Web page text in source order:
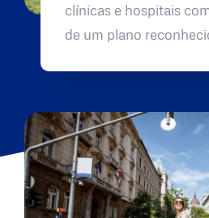
clínicas e hospitais
de um plano